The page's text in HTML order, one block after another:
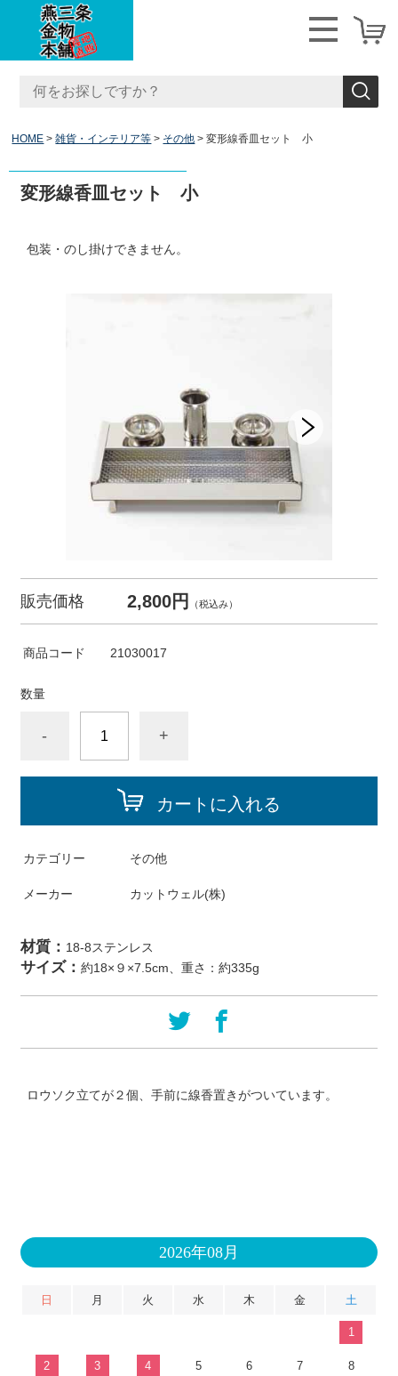
HOME 雑貨・インテリア等 その他 変形線香皿セット 小
変形線香皿セット 小
包装・のし掛けできません。
販売価格 2,800円 （税込み）
商品コード 21030017
数量
- +
カートに入れる
カテゴリー その他
メーカー カットウェル(株)
材質： 18-8ステンレス
サイズ： 約18×９×7.5cm、重さ：約335g
ロウソク立てが２個、手前に線香置きがついています。
2026年08月
日 月 火 水 木 金 土
1
2 3 4 5 6 7 8